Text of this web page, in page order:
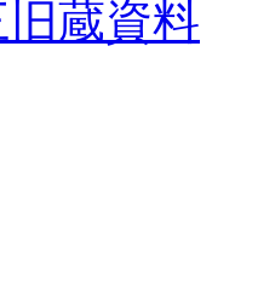
蔵資料